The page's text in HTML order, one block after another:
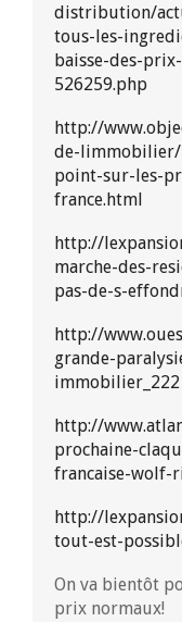
distribution/
tous-les-
baisse-des-
526259.php
http://
de-
point-sur-les-
france.html
http://
marche-des-
pas-de-s-
http://
grande-
http://
prochaine-
francaise-wolf-
http://
tout-est-
On va bientôt
prix normaux!